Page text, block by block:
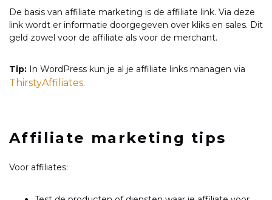
De basis van affiliate marketing is de affiliate link. Via deze
link wordt er informatie doorgegeven over kliks en sales. Dit
geld zowel voor de affiliate als voor de merchant.
Tip: In WordPress kun je al je affiliate links managen via
ThirstyAffiliates.
Affiliate marketing tips
Voor affiliates: